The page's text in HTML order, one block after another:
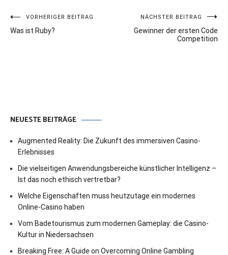
Beitragsnavigation
VORHERIGER BEITRAG
Was ist Ruby?
NÄCHSTER BEITRAG
Gewinner der ersten Code
Competition
NEUESTE BEITRÄGE
Augmented Reality: Die Zukunft des immersiven Casino-
Erlebnisses
Die vielseitigen Anwendungsbereiche künstlicher Intelligenz –
Ist das noch ethisch vertretbar?
Welche Eigenschaften muss heutzutage ein modernes
Online-Casino haben
Vom Badetourismus zum modernen Gameplay: die Casino-
Kultur in Niedersachsen
Breaking Free: A Guide on Overcoming Online Gambling